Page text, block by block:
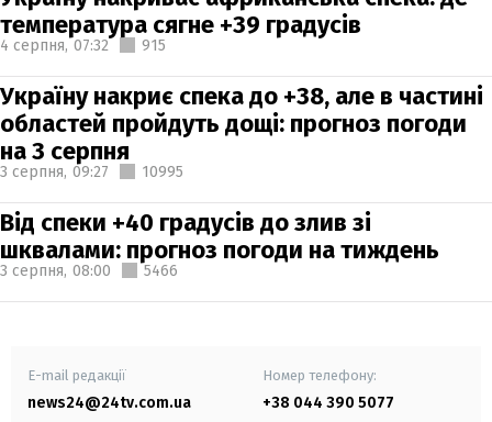
температура сягне +39 градусів
4 серпня, 07:32 915
Україну накриє спека до +38, але в частині
областей пройдуть дощі: прогноз погоди
на 3 серпня
3 серпня, 09:27 10995
Від спеки +40 градусів до злив зі
шквалами: прогноз погоди на тиждень
3 серпня, 08:00 5466
E-mail редакції
news24@24tv.com.ua
Номер телефону:
+38 044 390 5077